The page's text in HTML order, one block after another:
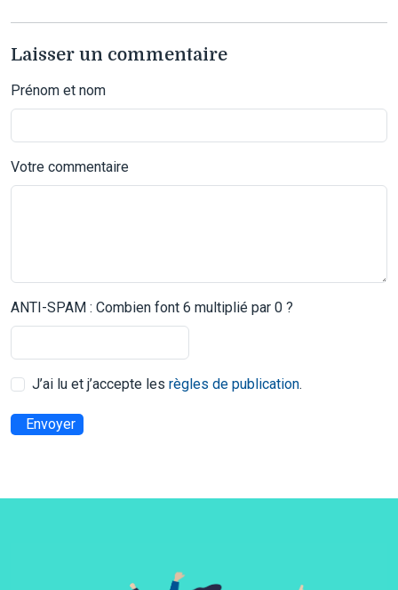
Laisser un commentaire
Prénom et nom
Votre commentaire
ANTI-SPAM : Combien font 6 multiplié par 0 ?
J’ai lu et j’accepte les règles de publication.
Envoyer